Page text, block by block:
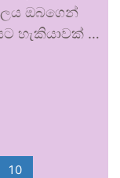
ඔබගෙන්
හැකියාවක් …
10